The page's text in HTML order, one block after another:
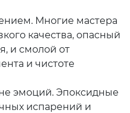
Многие мастера
качества, опасный
и смолой от
и чистоте
эмоций. Эпоксидные
испарений и